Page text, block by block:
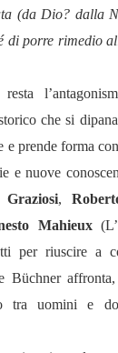
(da Dio? dalla
di porre rimedio
che si
e prende forma
e nuove
,
Mahieux
per riuscire a
Büchner
tra uomini e